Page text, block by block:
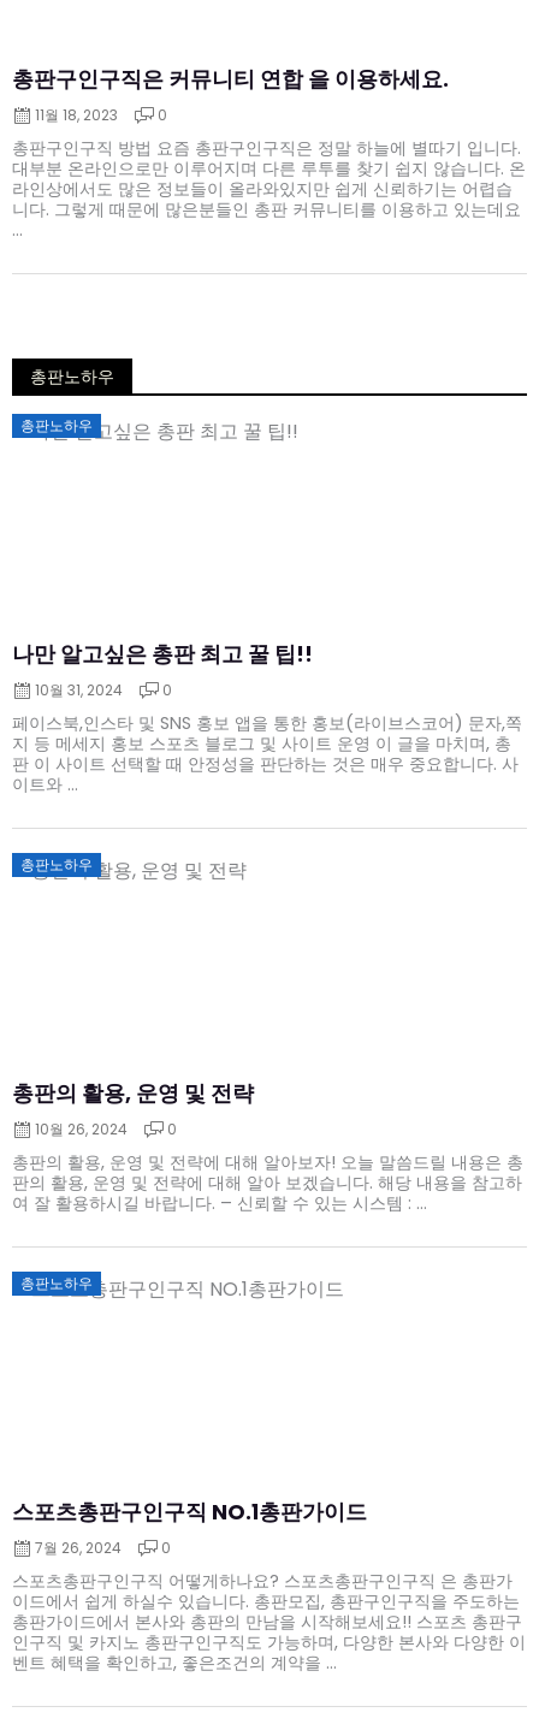
총판구인구직은 커뮤니티 연합 을 이용하세요.
11월 18, 2023 0
총판구인구직 방법 요즘 총판구인구직은 정말 하늘에 별따기 입니다.
대부분 온라인으로만 이루어지며 다른 루투를 찾기 쉽지 않습니다. 온
라인상에서도 많은 정보들이 올라와있지만 쉽게 신뢰하기는 어렵습
니다. 그렇게 때문에 많은분들인 총판 커뮤니티를 이용하고 있는데요
...
총판노하우
총판노하우
나만 알고싶은 총판 최고 꿀 팁!!
Posted
on
10월 31, 2024 0
페이스북,인스타 및 SNS 홍보 앱을 통한 홍보(라이브스코어) 문자,쪽
지 등 메세지 홍보 스포츠 블로그 및 사이트 운영 이 글을 마치며, 총
판 이 사이트 선택할 때 안정성을 판단하는 것은 매우 중요합니다. 사
이트와 ...
총판노하우
총판의 활용, 운영 및 전략
Posted
on
10월 26, 2024 0
총판의 활용, 운영 및 전략에 대해 알아보자! 오늘 말씀드릴 내용은 총
판의 활용, 운영 및 전략에 대해 알아 보겠습니다. 해당 내용을 참고하
여 잘 활용하시길 바랍니다. – 신뢰할 수 있는 시스템 : ...
총판노하우
스포츠총판구인구직 NO.1총판가이드
Posted
on
7월 26, 2024 0
스포츠총판구인구직 어떻게하나요? 스포츠총판구인구직 은 총판가
이드에서 쉽게 하실수 있습니다. 총판모집, 총판구인구직을 주도하는
총판가이드에서 본사와 총판의 만남을 시작해보세요!! 스포츠 총판구
인구직 및 카지노 총판구인구직도 가능하며, 다양한 본사와 다양한 이
벤트 혜택을 확인하고, 좋은조건의 계약을 ...